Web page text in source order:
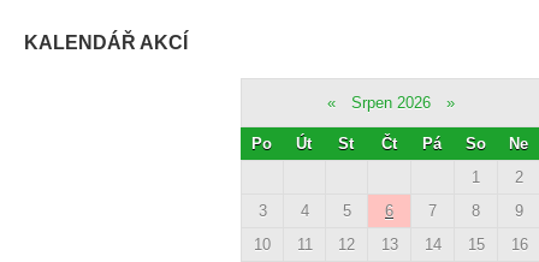
KALENDÁŘ AKCÍ
« Srpen 2026 »
Po Út St Čt Pá So
Ne
1
2
3
4 5 6 7 8
9
10
11 12 13 14 15
16